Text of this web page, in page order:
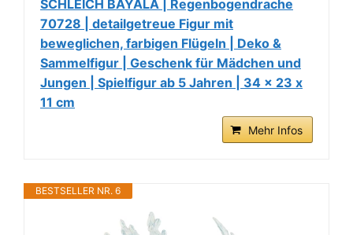
SCHLEICH BAYALA | Regenbogendrache
70728 | detailgetreue Figur mit
beweglichen, farbigen Flügeln | Deko &
Sammelfigur | Geschenk für Mädchen und
Jungen | Spielfigur ab 5 Jahren | 34 x 23 x
11 cm
Mehr Infos
BESTSELLER NR. 6